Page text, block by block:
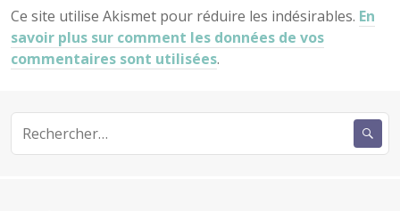
Ce site utilise Akismet pour réduire les indésirables. En
savoir plus sur comment les données de vos
commentaires sont utilisées.